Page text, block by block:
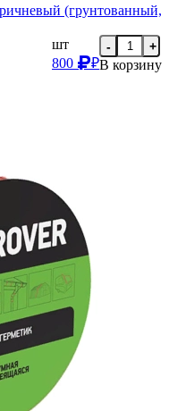
(грунтованный,
шт
800
₽
- +
В корзину